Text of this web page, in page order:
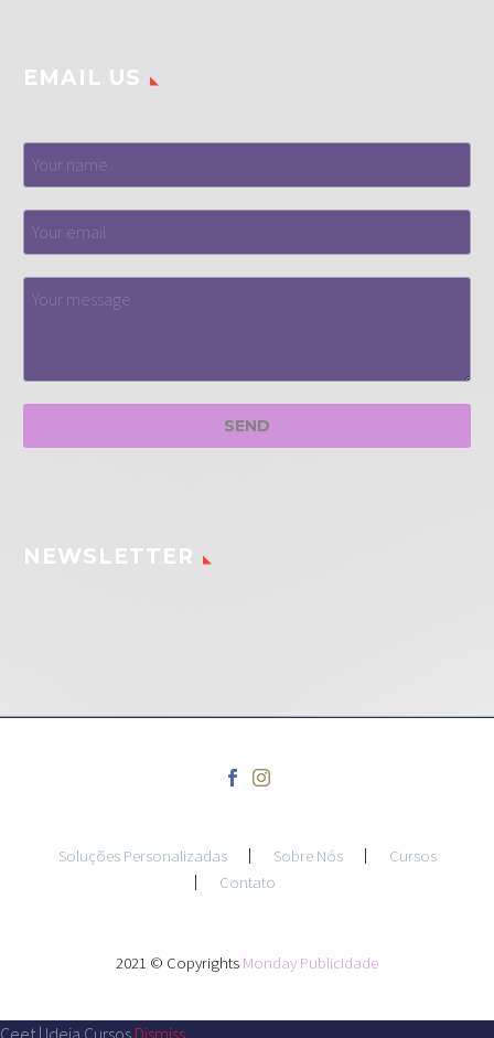
EMAIL US
NEWSLETTER
Soluções Personalizadas Sobre Nós
Cursos
Contato
2021 © Copyrights Monday Publicidade
Ceet | Ideia Cursos Dismiss